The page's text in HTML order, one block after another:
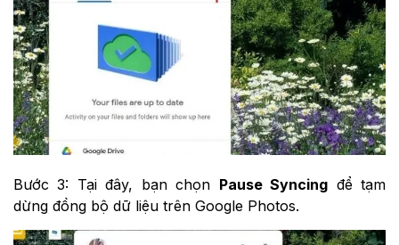
Bước 3: Tại đây, bạn chọn Pause Syncing để tạm
dừng đồng bộ dữ liệu trên Google Photos.